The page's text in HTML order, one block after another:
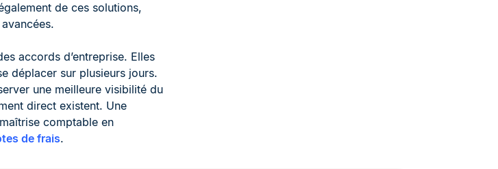
de ces solutions,
accords d’entreprise. Elles
déplacer sur plusieurs jours.
une meilleure visibilité du
direct existent. Une
comptable en
de frais.